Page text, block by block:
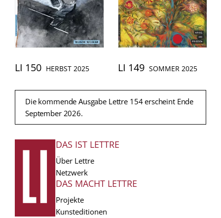
LI 150 HERBST 2025 LI 149 SOMMER 2025
Die kommende Ausgabe Lettre 154 erscheint Ende
September 2026.
FUSSZEILE
DAS IST LETTRE
Über Lettre
Netzwerk
DAS MACHT LETTRE
Projekte
Kunsteditionen